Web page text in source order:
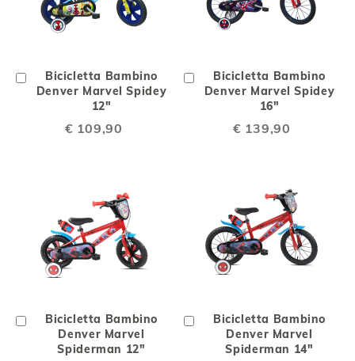
Bicicletta Bambino
Denver Marvel Spidey
12"
€ 109,90
Aggiungi
al
Bicicletta Bambino
Denver Marvel Spidey
16"
€ 139,90
Aggiungi
al
Bicicletta Bambino
Denver Marvel
Spiderman 12"
Aggiungi
Carrello
Bicicletta Bambino
Denver Marvel
Spiderman 14"
Aggiungi
Carrello